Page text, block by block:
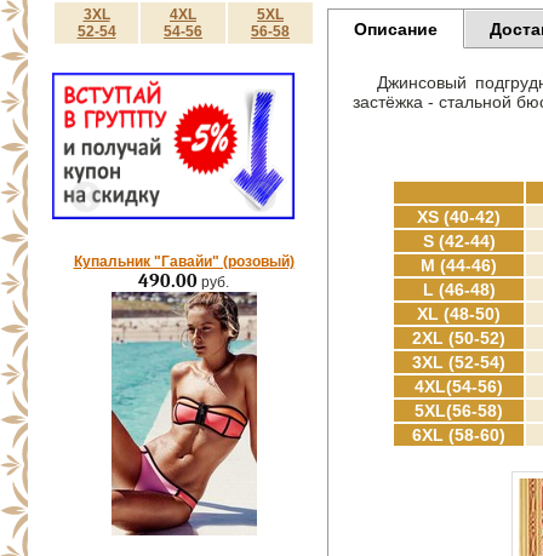
3XL
52-54
4XL
54-56
5XL
56-58
Купальник "Гавайи" (розовый)
490.00 руб.
Описание
Джинсовый
застёжка - стальной
XS (40-42)
S (42-44)
M (44-46)
L (46-48)
XL (48-50)
2XL (50-52)
3XL (52-54)
4XL(54-56)
5XL(56-58)
6XL (58-60)